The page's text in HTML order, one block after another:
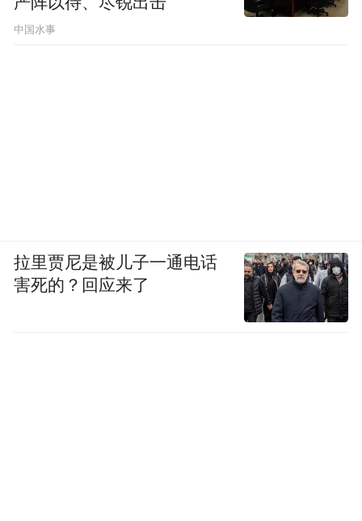
中国水事
拉里贾尼是被儿子一通电话
害死的？回应来了